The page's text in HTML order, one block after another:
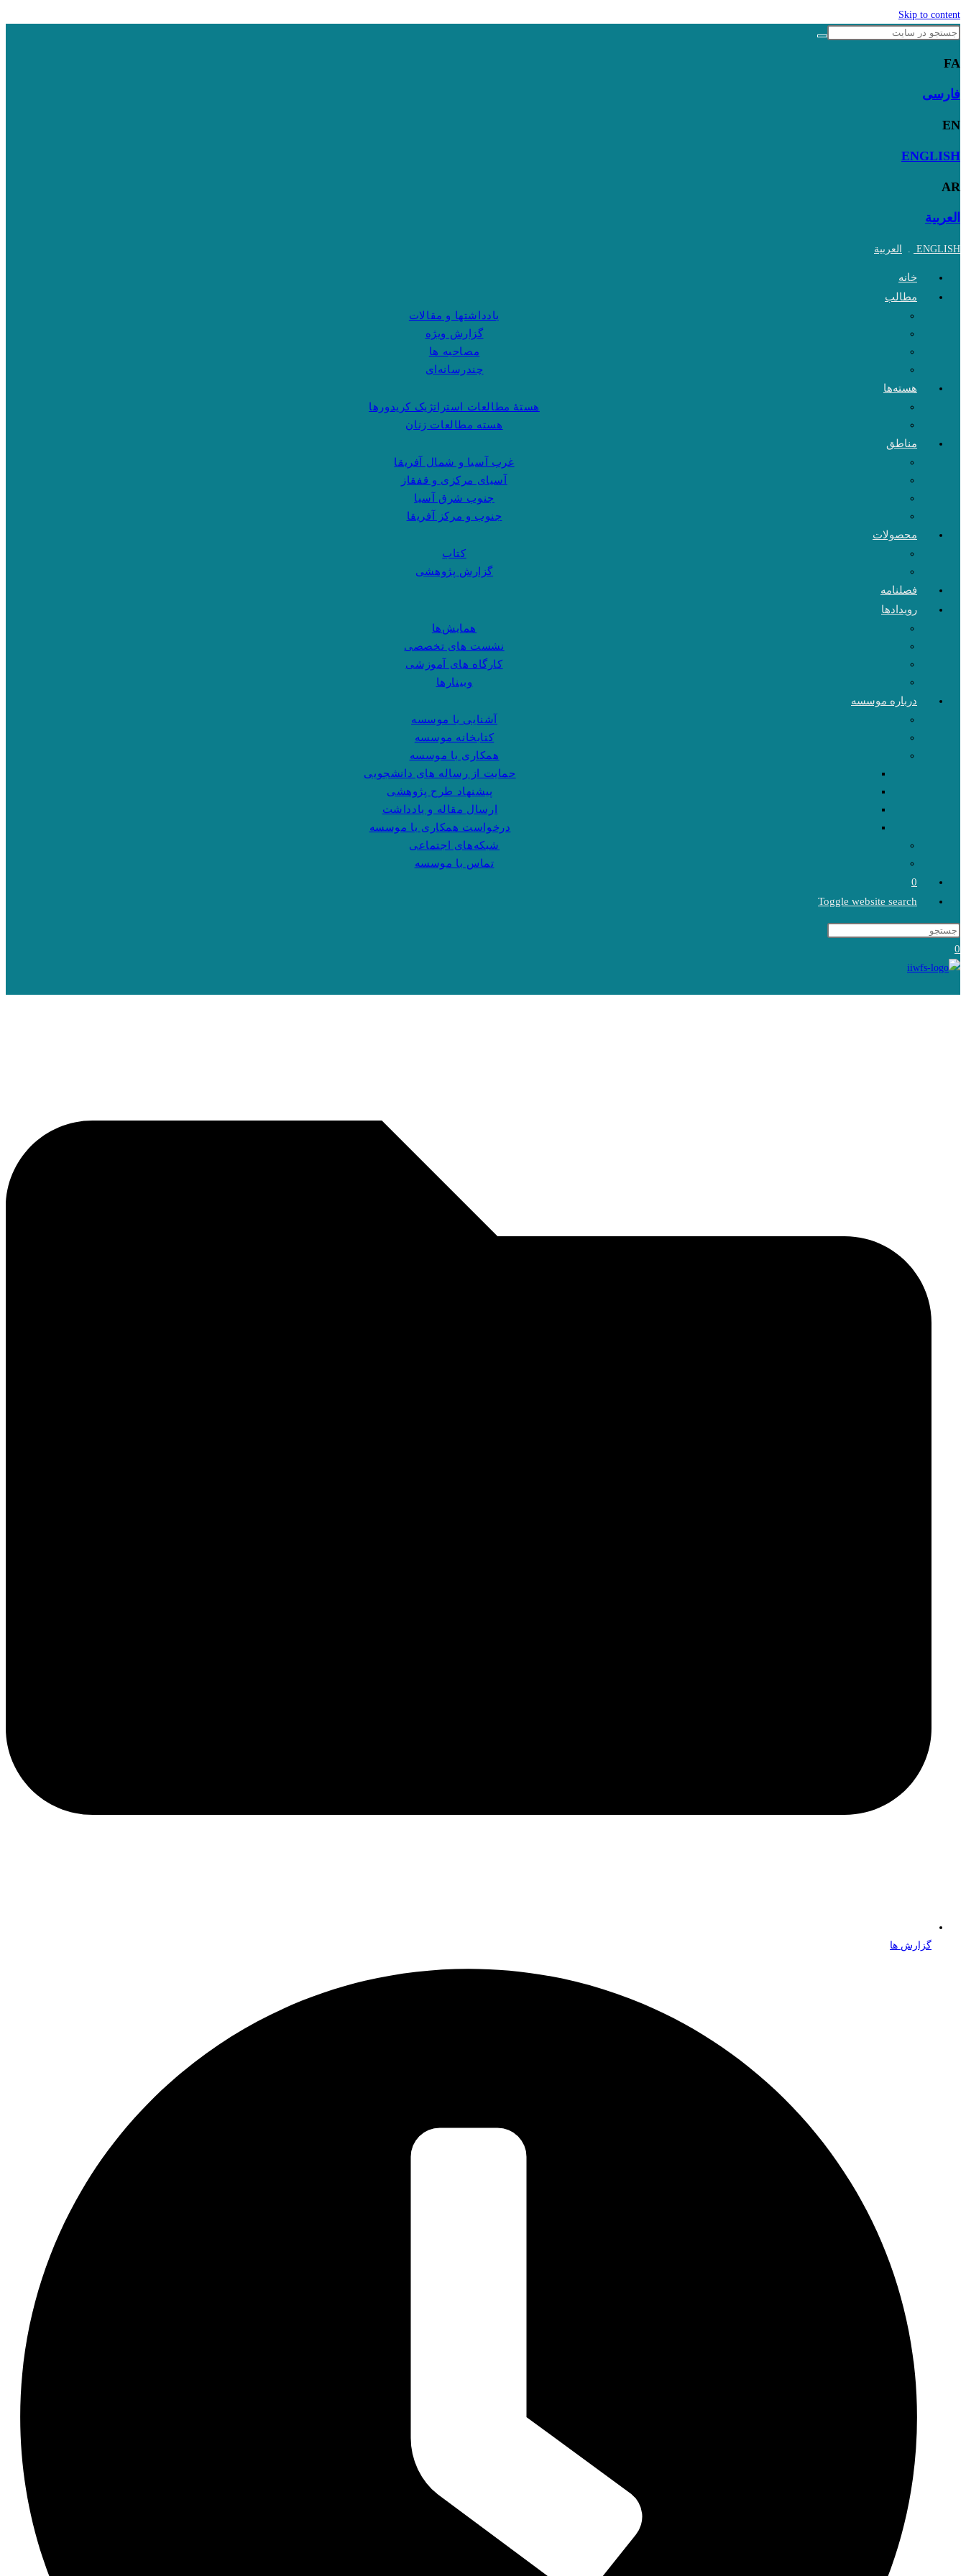
Skip to content
FA
فارسی
EN
ENGLISH
AR
العربية
ENGLISH
. العربية
خانه
مطالب
یادداشتها و مقالات
گزارش ویژه
مصاحبه ها
چندرسانه‌ای
هسته‌ها
هستهٔ مطالعات استراتژیک کریدورها
هسته مطالعات زنان
مناطق
غرب آسیا و شمال آفریقا
آسیای مرکزی و قفقاز
جنوب شرق آسیا
جنوب و مرکز آفریقا
محصولات
کتاب
گزارش پژوهشی
فصلنامه
رویدادها
همایش‌ها
نشست های تخصصی
کارگاه های آموزشی
وبینارها
درباره موسسه
آشنایی با موسسه
کتابخانه موسسه
همکاری با موسسه
حمایت از رساله های دانشجویی
پیشنهاد طرح پژوهشی
ارسال مقاله و یادداشت
درخواست همکاری با موسسه
شبکه‌های اجتماعی
تماس با موسسه
0
Toggle website search
0
گزارش ها